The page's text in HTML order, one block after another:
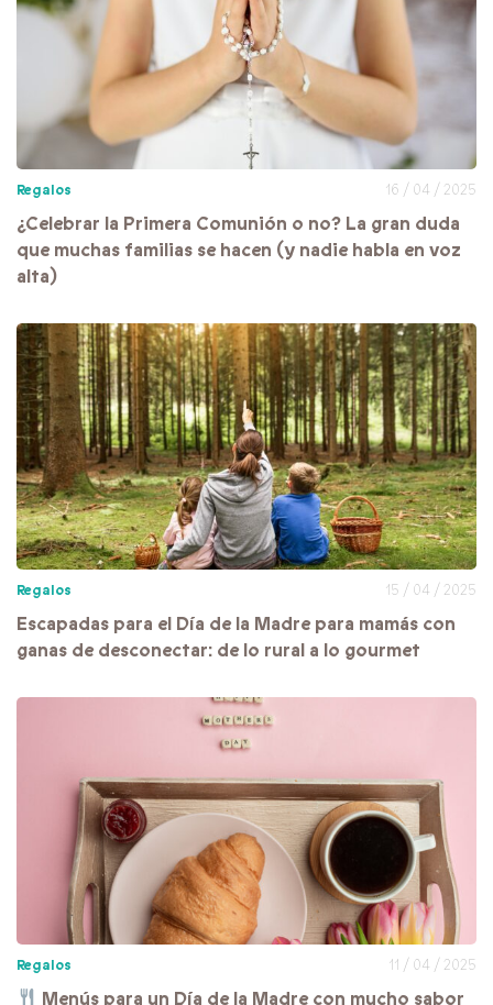
Regalos 16 / 04 / 2025
¿Celebrar la Primera Comunión o no? La gran duda
que muchas familias se hacen (y nadie habla en voz
alta)
Regalos 15 / 04 / 2025
Escapadas para el Día de la Madre para mamás con
ganas de desconectar: de lo rural a lo gourmet
Regalos 11 / 04 / 2025
Menús para un Día de la Madre con mucho sabor